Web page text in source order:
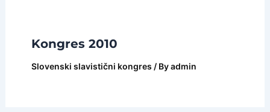
Kongres 2010
Slovenski slavistični kongres / Byadmin